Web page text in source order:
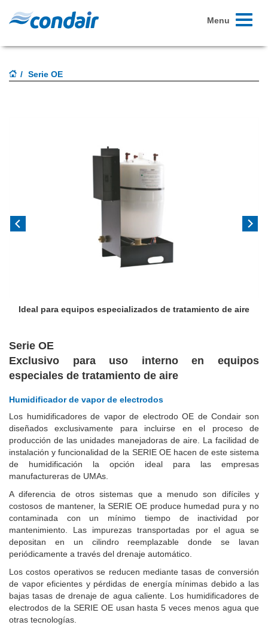
Toggle
Menu
Serie OE
Ideal para equipos especializados de tratamiento de aire
Serie OE
Exclusivo para uso interno en equipos
especiales de tratamiento de aire
Humidificador de vapor de electrodos
Los humidificadores de vapor de electrodo OE de Condair son
diseñados exclusivamente para incluirse en el proceso de
producción de las unidades manejadoras de aire. La facilidad de
instalación y funcionalidad de la SERIE OE hacen de este sistema
de humidificación la opción ideal para las empresas
manufactureras de UMAs.
A diferencia de otros sistemas que a menudo son difíciles y
costosos de mantener, la SERIE OE produce humedad pura y no
contaminada con un mínimo tiempo de inactividad por
mantenimiento. Las impurezas transportadas por el agua se
depositan en un cilindro reemplazable donde se lavan
periódicamente a través del drenaje automático.
Los costos operativos se reducen mediante tasas de conversión
de vapor eficientes y pérdidas de energía mínimas debido a las
bajas tasas de drenaje de agua caliente. Los humidificadores de
electrodos de la SERIE OE usan hasta 5 veces menos agua que
otras tecnologías.